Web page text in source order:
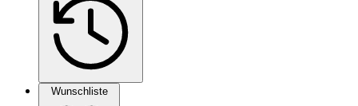
Wunschliste